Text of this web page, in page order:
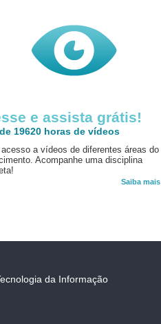
e assista grátis!
19620 horas de vídeos
acesso a vídeos de diferentes áreas do
Acompanhe uma disciplina
Saiba mais
da Informação